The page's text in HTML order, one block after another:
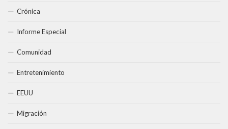
Crónica
Informe Especial
Comunidad
Entretenimiento
EEUU
Migración